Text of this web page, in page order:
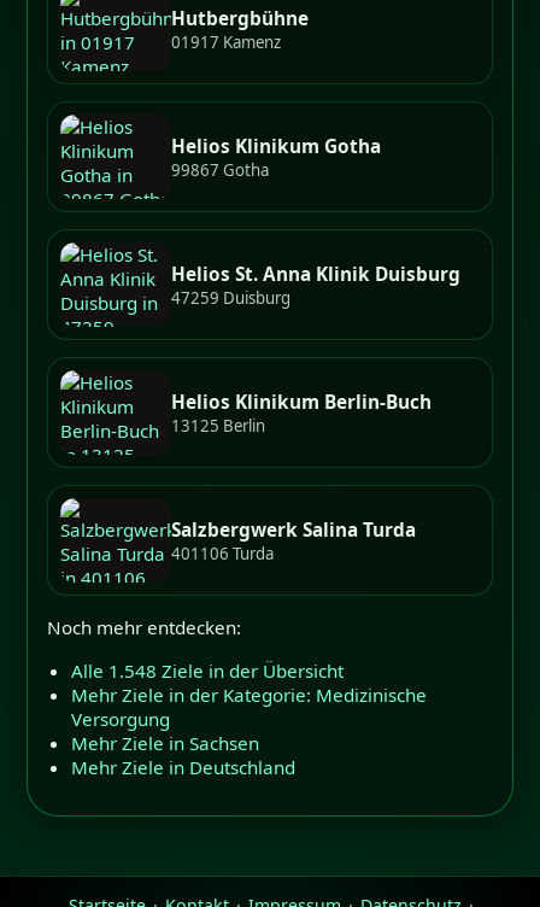
Hutbergbühne
01917 Kamenz
Helios Klinikum Gotha
99867 Gotha
Helios St. Anna Klinik Duisburg
47259 Duisburg
Helios Klinikum Berlin-Buch
13125 Berlin
Salzbergwerk Salina Turda
401106 Turda
Noch mehr entdecken:
Alle 1.548 Ziele in der Übersicht
Mehr Ziele in der Kategorie: Medizinische
Versorgung
Mehr Ziele in Sachsen
Mehr Ziele in Deutschland